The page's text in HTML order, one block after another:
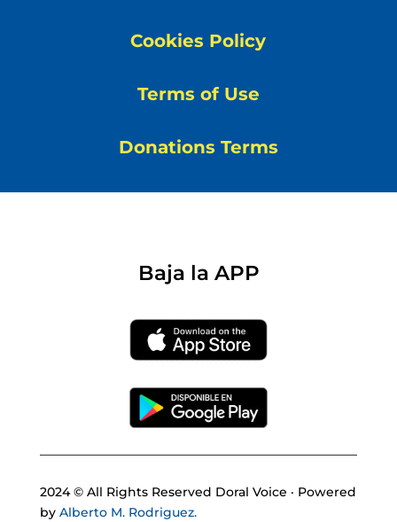
Cookies Policy
Terms of Use
Donations Terms
Baja la APP
2024 © All Rights Reserved Doral Voice · Powered
by Alberto M. Rodriguez.